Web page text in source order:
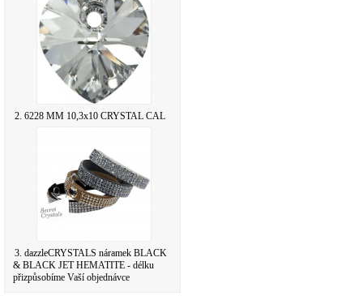
2. 6228 MM 10,3x10 CRYSTAL CAL
3. dazzleCRYSTALS náramek BLACK
& BLACK JET HEMATITE - délku
přizpůsobíme Vaší objednávce